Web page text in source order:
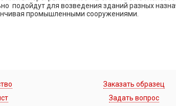
подойдут для возведения зданий разных
промышленными сооружениями.
Заказать образец
Задать вопрос